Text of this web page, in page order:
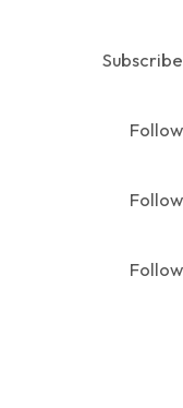
Subscribe
Follow
Follow
Follow